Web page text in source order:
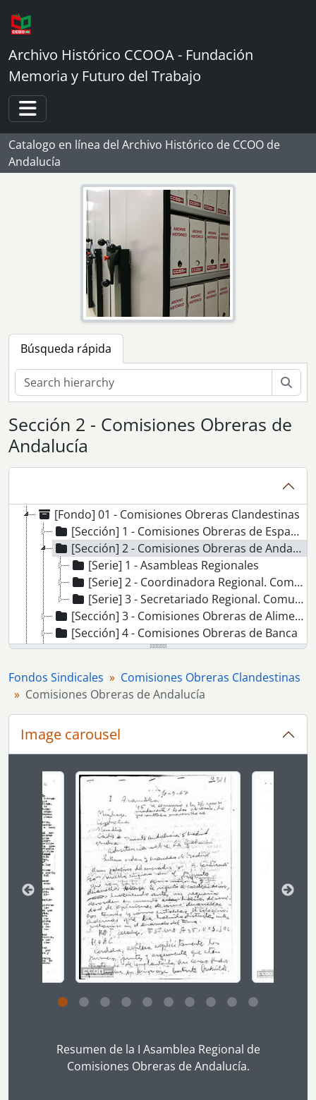
Skip to main content
Archivo Histórico CCOOA - Fundación
Memoria y Futuro del Trabajo
Toggle navigation
Catalogo en línea del Archivo Histórico de CCOO de
Andalucía
Búsqueda rápida
Sección 2 - Comisiones Obreras de
Andalucía
[Fondo] 01 - Comisiones Obreras Clandestinas
[Sección] 1 - Comisiones Obreras de España
[Sección] 2 - Comisiones Obreras de Andalucía
[Serie] 1 - Asambleas Regionales
[Serie] 2 - Coordinadora Regional. Comunicados
[Serie] 3 - Secretariado Regional. Comunicados
[Sección] 3 - Comisiones Obreras de Alimentación de Sevilla
[Sección] 4 - Comisiones Obreras de Banca
[Sección] 5 - Comisiones Obreras del Campo
[Sección] 7 - Comisiones Obreras de Enseñanza de Sevilla
[Sección] 8 - Comisiones Obreras de Hostelería
[Sección] 9 - Comisiones Obreras del Metal de Sevilla
[Sección] 10 - Comisiones Obreras del Textil de Sevilla
[Sección] 11 - Comisiones Obreras de Transporte de Sevilla
[Sección] 12 - Comisiones Obreras de Sevilla
[Sección] 13 - Coordinadora de Organizaciones Sindicales (COS)
[Sección] 14 - Comisiones Obreras de Cádiz
[Sección] 15 - Comisiones Obreras de Granada
[Sección] 16 - Comisiones Obreras de Huelva
[Sección] 17 - Comisiones Obreras de Córdoba
[Sección] 18 - Comisiones Obreras en otros territorios
[Agrupación de fondos] 2 - Confederación Sindical de Comisiones Obreras de Andalucía (CCOOA)
Fondos Sindicales
Comisiones Obreras Clandestinas
Comisiones Obreras de Andalucía
Image carousel
Changing the current slide of this carousel will
Resumen de la I Asamblea Regional de
Comisiones Obreras de Andalucía.